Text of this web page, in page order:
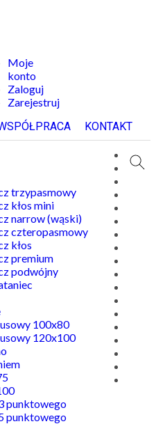
Moje
konto
Zaloguj
Zarejestruj
KONTAKT
trzypasmowy
kłos mini
narrow (wąski)
czteropasmowy
kłos
premium
podwójny
100x80
120x100
punktowego
punktowego